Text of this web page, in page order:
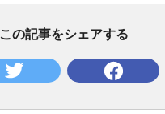
この記事をシェアする